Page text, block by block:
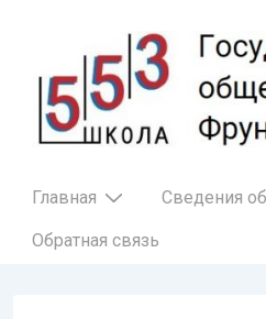
основному
содержимому
Основная
Главная Сведения
Обратная связь